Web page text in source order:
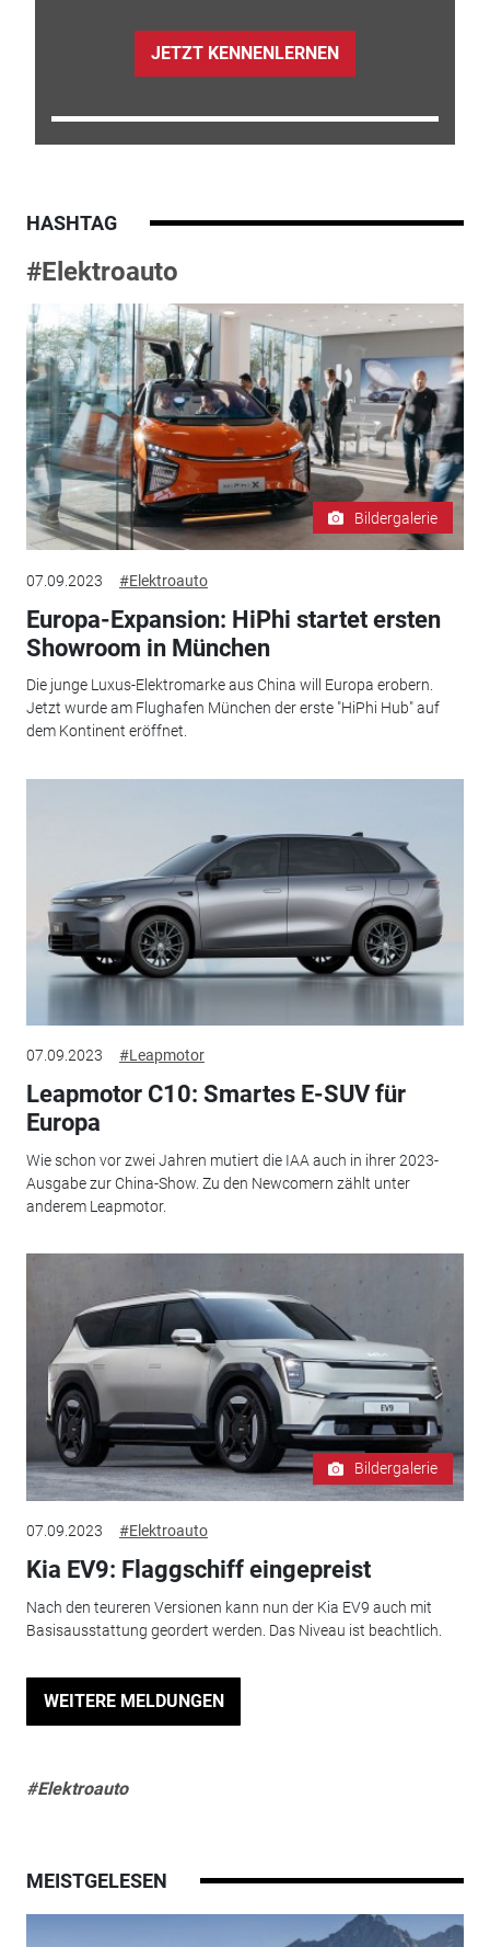
JETZT KENNENLERNEN
HASHTAG
#Elektroauto
Bildergalerie
07.09.2023 #Elektroauto
Europa-Expansion: HiPhi startet ersten
Showroom in München
Die junge Luxus-Elektromarke aus China will Europa erobern.
Jetzt wurde am Flughafen München der erste "HiPhi Hub" auf
dem Kontinent eröffnet.
07.09.2023 #Leapmotor
Leapmotor C10: Smartes E-SUV für
Europa
Wie schon vor zwei Jahren mutiert die IAA auch in ihrer 2023-
Ausgabe zur China-Show. Zu den Newcomern zählt unter
anderem Leapmotor.
Bildergalerie
07.09.2023 #Elektroauto
Kia EV9: Flaggschiff eingepreist
Nach den teureren Versionen kann nun der Kia EV9 auch mit
Basisausstattung geordert werden. Das Niveau ist beachtlich.
WEITERE MELDUNGEN
#Elektroauto
MEISTGELESEN